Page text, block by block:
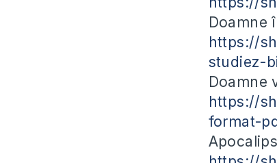
Doamne
https://
studiez-
Doamne
https://
format-